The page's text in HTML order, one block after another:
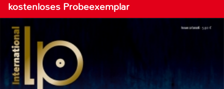
kostenloses Probeexemplar